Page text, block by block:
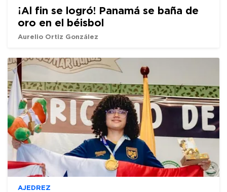
¡Al fin se logró! Panamá se baña de
oro en el béisbol
Aurelio Ortiz González
AJEDREZ